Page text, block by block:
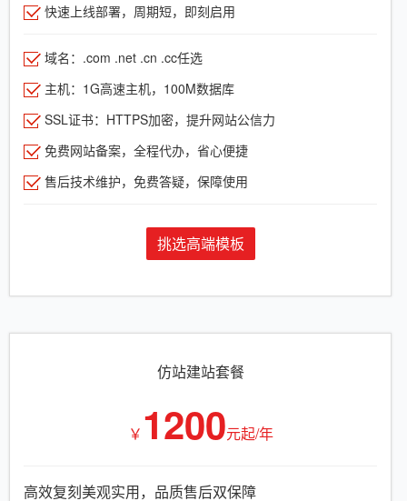
快速上线部署，周期短，即刻启用
域名：.com .net .cn .cc任选
主机：1G高速主机，100M数据库
SSL证书：HTTPS加密，提升网站公信力
免费网站备案，全程代办，省心便捷
售后技术维护，免费答疑，保障使用
挑选高端模板
仿站建站套餐
￥ 1200元起/年
高效复刻美观实用，品质售后双保障